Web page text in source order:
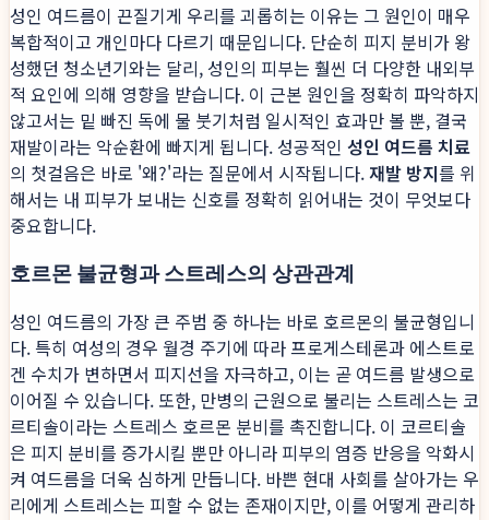
성인 여드름이 끈질기게 우리를 괴롭히는 이유는 그 원인이 매우
복합적이고 개인마다 다르기 때문입니다. 단순히 피지 분비가 왕
성했던 청소년기와는 달리, 성인의 피부는 훨씬 더 다양한 내외부
적 요인에 의해 영향을 받습니다. 이 근본 원인을 정확히 파악하지
않고서는 밑 빠진 독에 물 붓기처럼 일시적인 효과만 볼 뿐, 결국
재발이라는 악순환에 빠지게 됩니다. 성공적인 성인 여드름 치료
의 첫걸음은 바로 '왜?'라는 질문에서 시작됩니다.재발 방지를 위
해서는 내 피부가 보내는 신호를 정확히 읽어내는 것이 무엇보다
중요합니다.
호르몬 불균형과 스트레스의 상관관계
성인 여드름의 가장 큰 주범 중 하나는 바로 호르몬의 불균형입니
다. 특히 여성의 경우 월경 주기에 따라 프로게스테론과 에스트로
겐 수치가 변하면서 피지선을 자극하고, 이는 곧 여드름 발생으로
이어질 수 있습니다. 또한, 만병의 근원으로 불리는 스트레스는 코
르티솔이라는 스트레스 호르몬 분비를 촉진합니다. 이 코르티솔
은 피지 분비를 증가시킬 뿐만 아니라 피부의 염증 반응을 악화시
켜 여드름을 더욱 심하게 만듭니다. 바쁜 현대 사회를 살아가는 우
리에게 스트레스는 피할 수 없는 존재이지만, 이를 어떻게 관리하